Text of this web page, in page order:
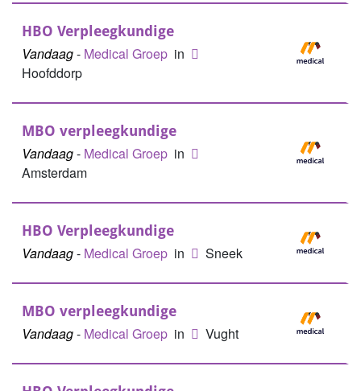
HBO Verpleegkundige
Vandaag- Medical Groep in
Hoofddorp
MBO verpleegkundige
Vandaag- Medical Groep in
Amsterdam
HBO Verpleegkundige
Vandaag- Medical Groep in Sneek
MBO verpleegkundige
Vandaag- Medical Groep in Vught